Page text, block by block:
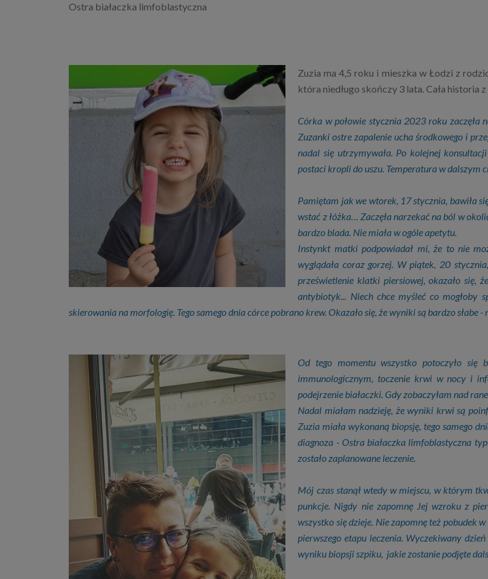
Ostra białaczka limfoblastyczna
Zuzia ma 4,5 roku i mieszka w Łodzi z
która niedługo skończy 3 lata. Cała historia
Córka w połowie stycznia 2023 roku zaczęła
Zuzanki ostre zapalenie ucha środkowego i
nadal się utrzymywała. Po kolejnej
postaci kropli do uszu. Temperatura w dalszym
Pamiętam jak we wtorek, 17 stycznia, bawiła
wstać z łóżka… Zaczęła narzekać na ból w
bardzo blada. Nie miała w ogóle apetytu.
Instynkt matki podpowiadał mi, że to nie
wyglądała coraz gorzej. W piątek, 20
prześwietlenie klatki piersiowej, okazało się,
antybiotyk... Niech chce myśleć co mogłoby
skierowania na morfologię. Tego samego dnia córce pobrano krew. Okazało się, że wyniki są bardzo słabe
Od tego momentu wszystko potoczyło się
immunologicznym, toczenie krwi w nocy i
podejrzenie białaczki. Gdy zobaczyłam nad
Nadal miałam nadzieję, że wyniki krwi są
Zuzia miała wykonaną biopsję, tego samego
diagnoza - Ostra białaczka limfoblastyczna
zostało zaplanowane leczenie.
Mój czas stanął wtedy w miejscu, w którym
punkcje. Nigdy nie zapomnę Jej wzroku z
wszystko się dzieje. Nie zapomnę też pobudek
pierwszego etapu leczenia. Wyczekiwany
wyniku biopsji szpiku, jakie zostanie podjęte